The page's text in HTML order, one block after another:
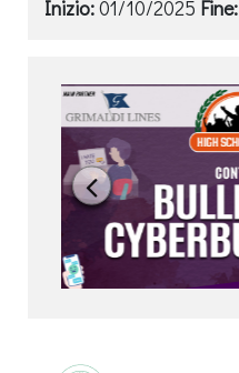
Inizio:01/10/2025 Fine:
